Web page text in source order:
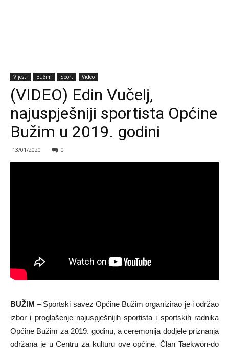
Vijesti Bužim Sport Video
(VIDEO) Edin Vučelj,
najuspješniji sportista Općine
Bužim u 2019. godini
13/01/2020 0
BUŽIM – Sportski savez Općine Bužim organizirao je i održao
izbor i proglašenje najuspješnijih sportista i sportskih radnika
Općine Bužim za 2019. godinu, a ceremonija dodjele priznanja
održana je u Centru za kulturu ove općine. Član Taekwon-do